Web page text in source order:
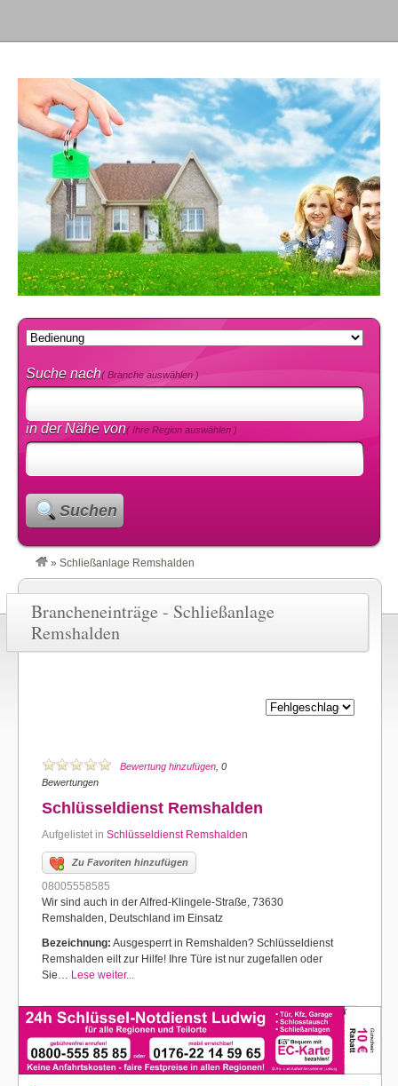
Suche nach( Branche auswählen )
in der Nähe von( Ihre Region auswählen )
Suchen
» Schließanlage Remshalden
Brancheneinträge - Schließanlage
Remshalden
Bewertung hinzufügen , 0
Bewertungen
Schlüsseldienst Remshalden
Aufgelistet in Schlüsseldienst Remshalden
Zu Favoriten hinzufügen
08005558585
Wir sind auch in der Alfred-Klingele-Straße, 73630
Remshalden, Deutschland im Einsatz
Bezeichnung: Ausgesperrt in Remshalden? Schlüsseldienst
Remshalden eilt zur Hilfe! Ihre Türe ist nur zugefallen oder
Sie… Lese weiter...